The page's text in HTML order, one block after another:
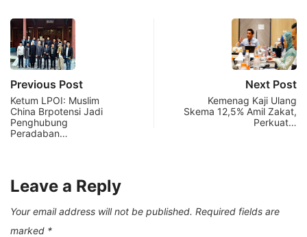
Previous Post
Ketum LPOI: Muslim
China Brpotensi Jadi
Penghubung
Peradaban…
Next Post
Kemenag Kaji Ulang
Skema 12,5% Amil Zakat,
Perkuat…
Leave a Reply
Your email address will not be published. Required fields are
marked *